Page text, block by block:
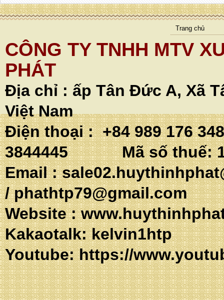
Trang chủ
CÔNG TY TNHH MTV
PHÁT
Địa chỉ : ấp Tân Đức A, Xã
Việt Nam
Điện thoại : +84 989 176
3844445 Mã số thuế:
Email :
/phathtp79@gmail.com
Website :
Kakaotalk:
Youtube:https://